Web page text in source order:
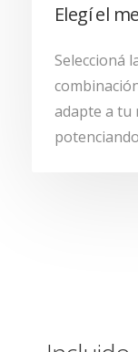
Elegí el
Seleccioná
adapte a tu